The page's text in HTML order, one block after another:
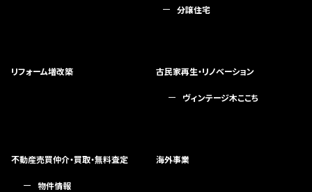
分譲住宅
リフォーム増改築 古民家再生・リノベーション
ヴィンテージ木ここち
不動産売買仲介・買取・無料査定
物件情報
海外事業